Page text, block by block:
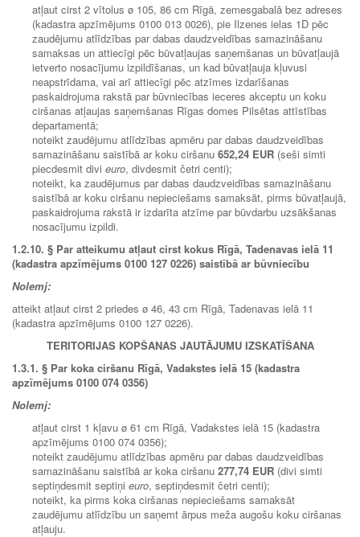
atļaut cirst 2 vītolus ø 105, 86 cm Rīgā, zemesgabalā bez adreses
(kadastra apzīmējums 0100 013 0026), pie Ilzenes ielas 1D pēc
zaudējumu atlīdzības par dabas daudzveidības samazināšanu
samaksas un attiecīgi pēc būvatļaujas saņemšanas un būvatļaujā
ietverto nosacījumu izpildīšanas, un kad būvatļauja kļuvusi
neapstrīdama, vai arī attiecīgi pēc atzīmes izdarīšanas
paskaidrojuma rakstā par būvniecības ieceres akceptu un koku
ciršanas atļaujas saņemšanas Rīgas domes Pilsētas attīstības
departamentā;
noteikt zaudējumu atlīdzības apmēru par dabas daudzveidības
samazināšanu saistībā ar koku ciršanu 652,24 EUR (seši simti
piecdesmit divi euro, divdesmit četri centi);
noteikt, ka zaudējumus par dabas daudzveidības samazināšanu
saistībā ar koku ciršanu nepieciešams samaksāt, pirms būvatļaujā,
paskaidrojuma rakstā ir izdarīta atzīme par būvdarbu uzsākšanas
nosacījumu izpildi.
1.2.10. § Par atteikumu atļaut cirst kokus Rīgā, Tadenavas ielā 11
(kadastra apzīmējums 0100 127 0226) saistībā ar būvniecību
Nolemj:
atteikt atļaut cirst 2 priedes ø 46, 43 cm Rīgā, Tadenavas ielā 11
(kadastra apzīmējums 0100 127 0226).
TERITORIJAS KOPŠANAS JAUTĀJUMU IZSKATĪŠANA
1.3.1. § Par koka ciršanu Rīgā, Vadakstes ielā 15 (kadastra
apzīmējums 0100 074 0356)
Nolemj:
atļaut cirst 1 kļavu ø 61 cm Rīgā, Vadakstes ielā 15 (kadastra
apzīmējums 0100 074 0356);
noteikt zaudējumu atlīdzības apmēru par dabas daudzveidības
samazināšanu saistībā ar koka ciršanu 277,74 EUR (divi simti
septiņdesmit septiņi euro, septiņdesmit četri centi);
noteikt, ka pirms koka ciršanas nepieciešams samaksāt
zaudējumu atlīdzību un saņemt ārpus meža augošu koku ciršanas
atļauju.